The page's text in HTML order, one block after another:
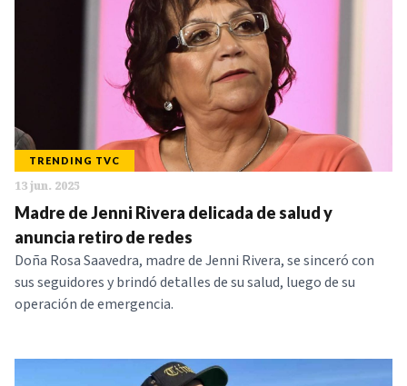
TRENDING TVC
13 jun. 2025
Madre de Jenni Rivera delicada de salud y
anuncia retiro de redes
Doña Rosa Saavedra, madre de Jenni Rivera, se sinceró con
sus seguidores y brindó detalles de su salud, luego de su
operación de emergencia.